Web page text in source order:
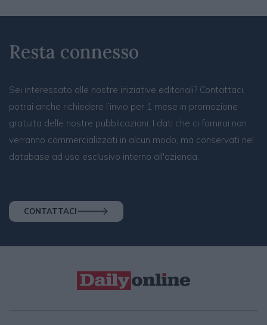
Resta connesso
Sei interessato alle nostre iniziative editoriali? Contattaci,
potrai anche richiedere l’invio per 1 mese in promozione
gratuita delle nostre pubblicazioni. I dati che ci fornirai non
verranno commercializzati in alcun modo, ma conservati nel
database ad uso esclusivo interno all'azienda.
CONTATTACI